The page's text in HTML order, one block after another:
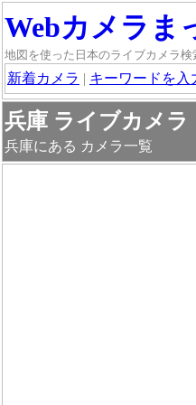
Webカメラま
地図を使った日本のライブカメラ検
新着カメラ | キーワードを入
兵庫 ライブカメラ
兵庫にある カメラ一覧